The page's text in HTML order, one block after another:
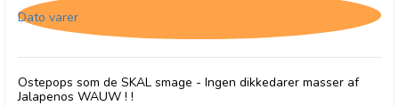
Dato varer
Ostepops som de SKAL smage - Ingen dikkedarer masser af
Jalapenos WAUW ! !